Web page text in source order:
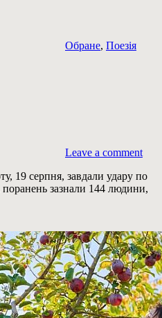
Обране, Поезія
Leave a comment
19 серпня, завдали удару по
зазнали 144 людини,